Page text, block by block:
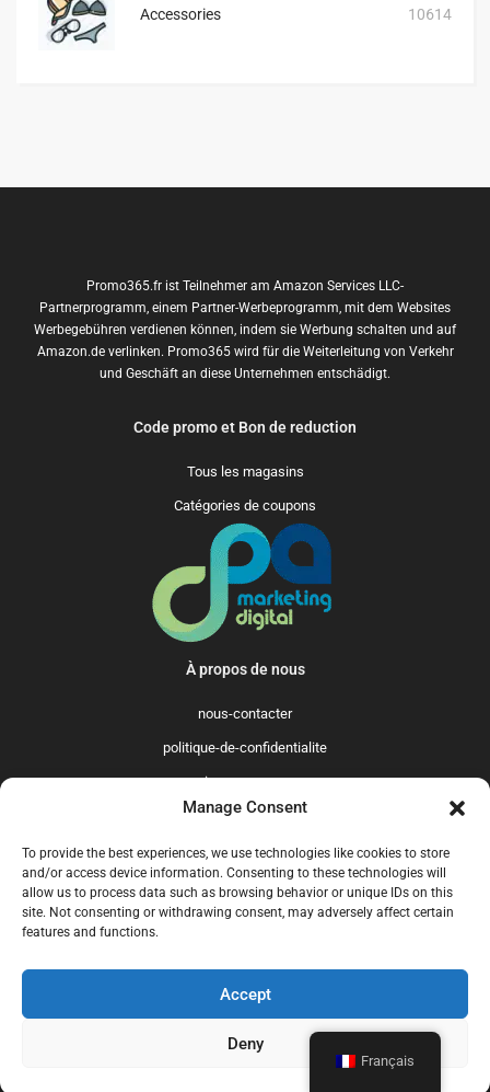
Manage Consent
To provide the best experiences, we use technologies like cookies to store
and/or access device information. Consenting to these technologies will
allow us to process data such as browsing behavior or unique IDs on this
site. Not consenting or withdrawing consent, may adversely affect certain
features and functions.
Accept
Deny
Accessories 10614
Promo365.fr ist Teilnehmer am Amazon Services LLC-
Partnerprogramm, einem Partner-Werbeprogramm, mit dem Websites
Werbegebühren verdienen können, indem sie Werbung schalten und auf
Amazon.de verlinken. Promo365 wird für die Weiterleitung von Verkehr
und Geschäft an diese Unternehmen entschädigt.
Code promo et Bon de reduction
Tous les magasins
Catégories de coupons
À propos de nous
nous-contacter
politique-de-confidentialite
qui-sommes-nous
US GB FR IT ES NL AU BR CA
MX
© 2025 Promo365.fr - Tous droits réservés. Mise à jour en juillet 2024.
Promo365.fr est un site professionnel de codes promo.
qui-sommes-nous
Français